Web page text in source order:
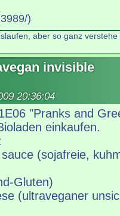
)
aber so ganz
invisible
20:36:04
"Pranks and
einkaufen.
(sojafreie,
Gluten)
(ultraveganer